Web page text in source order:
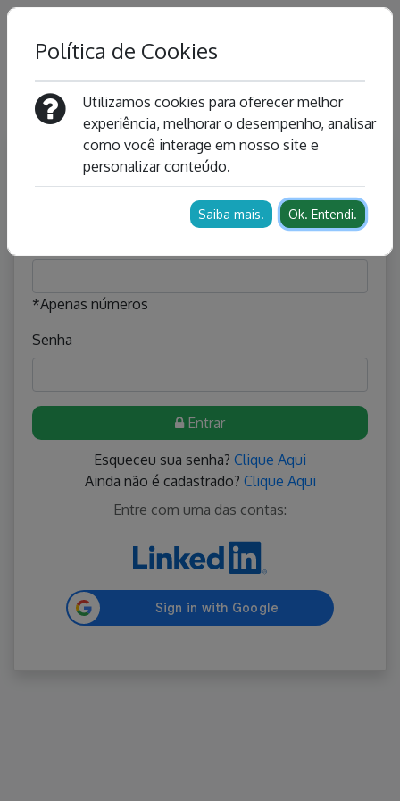
Entre com seus dados
*Apenas números
Senha
Entrar
Esqueceu sua senha? Clique Aqui
Ainda não é cadastrado? Clique Aqui
Entre com uma das contas:
Política de Cookies
Utilizamos cookies para oferecer melhor
experiência, melhorar o desempenho, analisar
como você interage em nosso site e
personalizar conteúdo.
Saiba mais. Ok. Entendi.